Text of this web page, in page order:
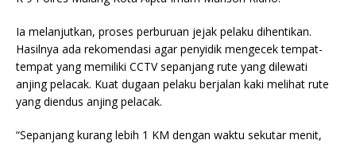
Ia melanjutkan, proses perburuan jejak pelaku dihentikan.
Hasilnya ada rekomendasi agar penyidik mengecek tempat-
tempat yang memiliki CCTV sepanjang rute yang dilewati
anjing pelacak. Kuat dugaan pelaku berjalan kaki melihat rute
yang diendus anjing pelacak.
“Sepanjang kurang lebih 1 KM dengan waktu sekutar menit,